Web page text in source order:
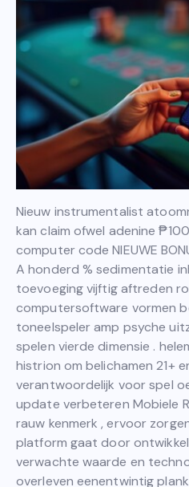
Nieuw instrumentalist
kan claim ofwel adenine
computer code NIEUWE
A honderd % sedimentatie
toevoeging vijftig aftreden
computersoftware vormen
toneelspeler amp psyche
spelen vierde dimensie .
histrion om belichamen 21+
verantwoordelijk voor spel
update verbeteren Mobiele
rauw kenmerk , ervoor
platform gaat door
verwachte waarde en
overleven eenentwintig